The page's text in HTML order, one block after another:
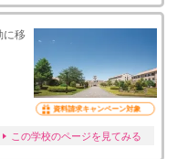
に移
資料請求キャンペーン対象
この学校のページを見てみる